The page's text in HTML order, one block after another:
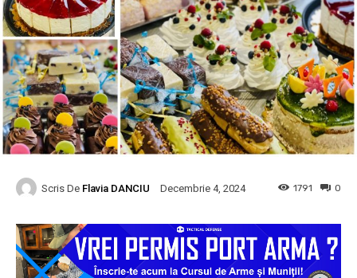
Scris De Flavia DANCIU Decembrie 4, 2024 0
1791